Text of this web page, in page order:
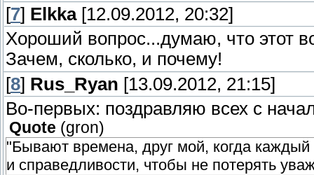
[7] Elkka[12.09.2012, 20:32]
Хороший вопрос...думаю, что этот
Зачем, сколько, и почему!
[8] Rus_Ryan [13.09.2012, 21:15]
Во-первых: поздравляю всех с
Quote (gron)
"Бывают времена, друг мой, когда каждый
и справедливости, чтобы не потерять